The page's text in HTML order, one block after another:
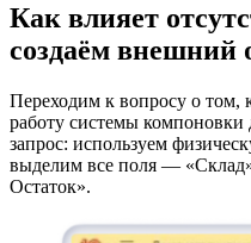
Как влияет
создаём внешний
Переходим к вопросу о том,
работу системы
запрос: используем
выделим все поля —
Остаток».